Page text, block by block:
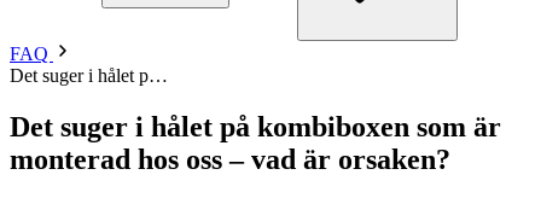
FAQ
Det suger i hålet p…
Det suger i hålet på kombiboxen som är
monterad hos oss – vad är orsaken?